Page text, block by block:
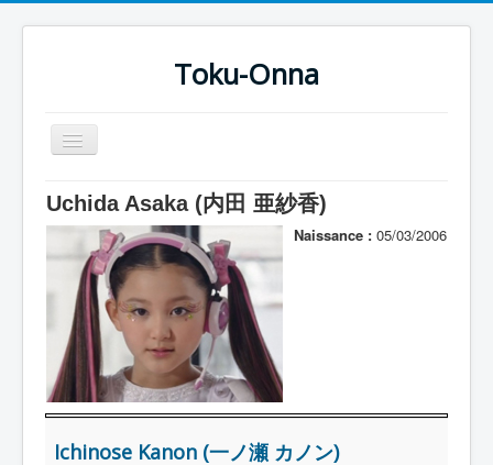
Toku-Onna
Basculer
la
Accueil
Toku-Actrices
Toku-Critiques
Séries
Films
COSAA
Dessins
Artiste Asperger
Uchida Asaka (内田 亜紗香)
Naissance : 05/03/2006
Ichinose Kanon (一ノ瀬 カノン)